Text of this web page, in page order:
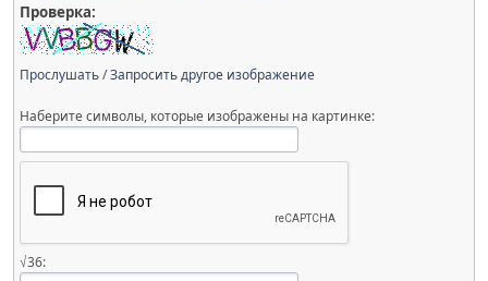
Проверка:
Прослушать/Запросить другое изображение
Наберите символы, которые изображены на картинке:
√36: